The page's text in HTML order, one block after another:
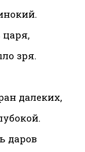
царя,
зря.
далеких,
даров